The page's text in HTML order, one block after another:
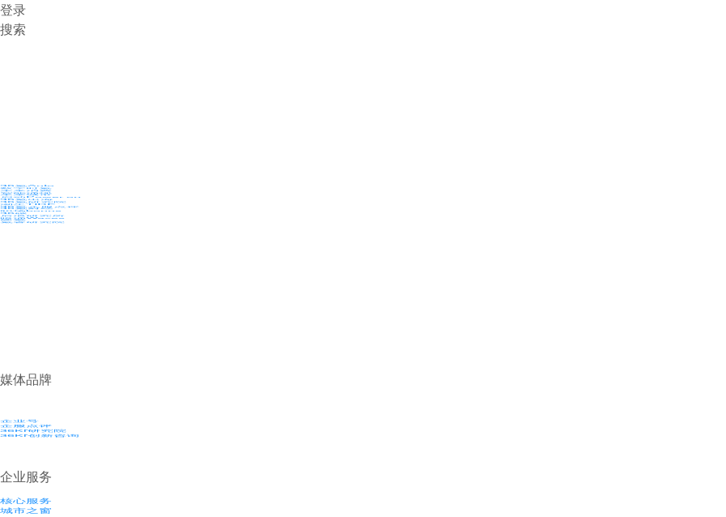
登录
搜索
36氪Auto
智能涌现
未来城市
启动Power on
36氪出海
潮生TIDE
36氪企服点评
36氪财经
职场bonus
36碳
暗涌Waves
硬氪
氪睿研究院
媒体品牌
企业号
企服点评
36Kr研究院
36Kr创新咨询
企业服务
核心服务
城市之窗